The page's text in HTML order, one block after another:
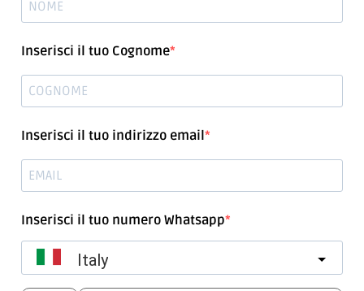
Inserisci il tuo Nome
Inserisci il tuo Cognome
Inserisci il tuo indirizzo email
Inserisci il tuo numero Whatsapp